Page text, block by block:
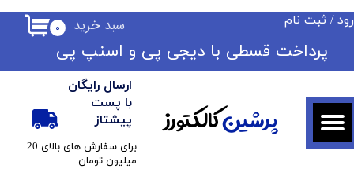
ارسال رایگان
با پست
پیشتاز
​برای سفارش های بالای 20
میلیون تومان
۰ سبد خرید / ثبت نام
حساب کاربری من
تغییر گذر واژه
سفارشات
خروج از حساب کاربری
​​پرداخت قسطی با دیجی پی ​​​​​​​و اسنپ پی
پرشینکالکتورز